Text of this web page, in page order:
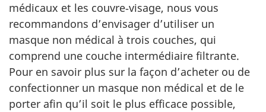
médicaux et les couvre‑visage, nous vous
recommandons d’envisager d’utiliser un
masque non médical à trois couches, qui
comprend une couche intermédiaire filtrante.
Pour en savoir plus sur la façon d’acheter ou de
confectionner un masque non médical et de le
porter afin qu’il soit le plus efficace possible,